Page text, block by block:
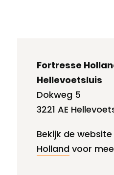
Fortresse
Hellevoetsluis
Dokweg 5
3221 AE
Bekijk de
Holland voor